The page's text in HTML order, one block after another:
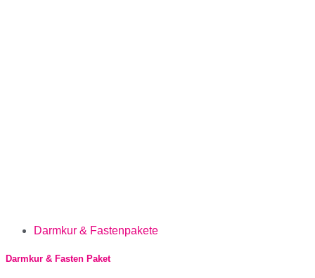
Darmkur & Fastenpakete
Darmkur & Fasten Paket